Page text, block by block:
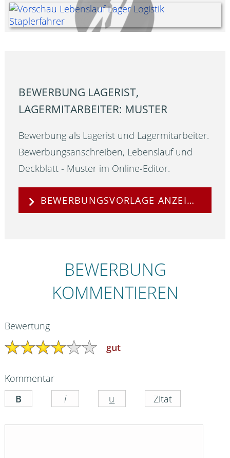
BEWERBUNG LAGERIST,
LAGERMITARBEITER: MUSTER
Bewerbung als Lagerist und Lagermitarbeiter.
Bewerbungsanschreiben, Lebenslauf und
Deckblatt - Muster im Online-Editor.
BEWERBUNGSVORLAGE ANZEIGEN
BEWERBUNG
KOMMENTIEREN
Bewertung
gut
Kommentar